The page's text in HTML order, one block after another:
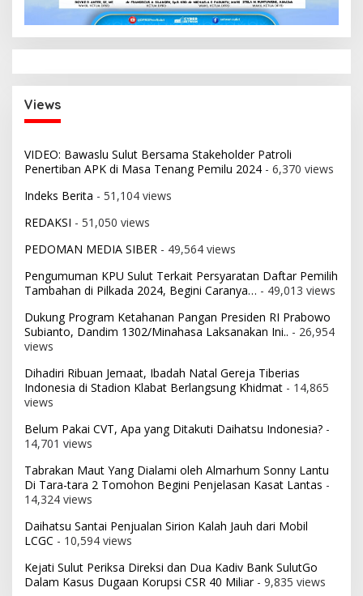
Views
VIDEO: Bawaslu Sulut Bersama Stakeholder Patroli
Penertiban APK di Masa Tenang Pemilu 2024 - 6,370 views
Indeks Berita - 51,104 views
REDAKSI - 51,050 views
PEDOMAN MEDIA SIBER - 49,564 views
Pengumuman KPU Sulut Terkait Persyaratan Daftar Pemilih
Tambahan di Pilkada 2024, Begini Caranya… - 49,013 views
Dukung Program Ketahanan Pangan Presiden RI Prabowo
Subianto, Dandim 1302/Minahasa Laksanakan Ini.. - 26,954
views
Dihadiri Ribuan Jemaat, Ibadah Natal Gereja Tiberias
Indonesia di Stadion Klabat Berlangsung Khidmat - 14,865
views
Belum Pakai CVT, Apa yang Ditakuti Daihatsu Indonesia? -
14,701 views
Tabrakan Maut Yang Dialami oleh Almarhum Sonny Lantu
Di Tara-tara 2 Tomohon Begini Penjelasan Kasat Lantas -
14,324 views
Daihatsu Santai Penjualan Sirion Kalah Jauh dari Mobil
LCGC - 10,594 views
Kejati Sulut Periksa Direksi dan Dua Kadiv Bank SulutGo
Dalam Kasus Dugaan Korupsi CSR 40 Miliar- 9,835 views